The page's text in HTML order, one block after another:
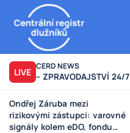
LIVE CERD NEWS
– ZPRAVODAJSTVÍ 24/7
Ondřej Záruba mezi
rizikovými zástupci: varovné
signály kolem eDO, fondu